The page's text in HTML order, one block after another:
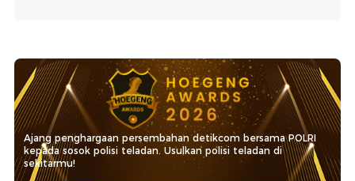
Ajang penghargaan persembahan detikcom bersama POLRI
kepada sosok polisi teladan. Usulkan polisi teladan di
sekitarmu!